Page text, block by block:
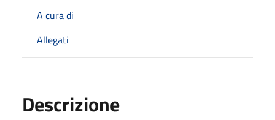
A cura di
Allegati
Descrizione